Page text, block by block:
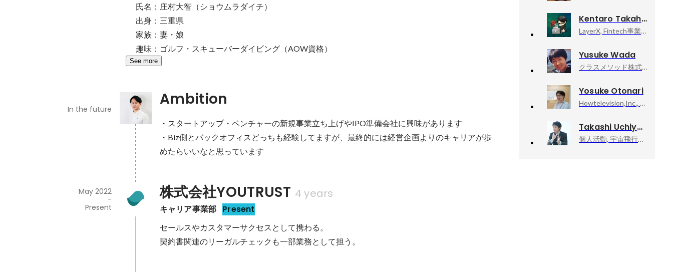
氏名：庄村大智（ショウムラダイチ）
出身：三重県
家族：妻・娘
趣味：ゴルフ・スキューバーダイビング（AOW資格）
See more
Ambition
In the future
・スタートアップ・ベンチャーの新規事業立ち上げやIPO準備会社に興味があります
・Biz側とバックオフィスどっちも経験してますが、最終的には経営企画よりのキャリアが歩
めたらいいなと思っています
株式会社YOUTRUST 4 years
キャリア事業部 Present
May 2022
-
Present
セールスやカスタマーサクセスとして携わる。
契約書関連のリーガルチェックも一部業務として担う。
Kentaro Takahashi
LayerX, Fintech事業部 VPoE
Yusuke Wada
クラスメソッド株式会社, エンジニア
Yosuke Otonari
Howtelevision,Inc., Founder, CEO
Takashi Uchiyama
個人活動, 宇宙飛行士挑戦エバンジェリスト